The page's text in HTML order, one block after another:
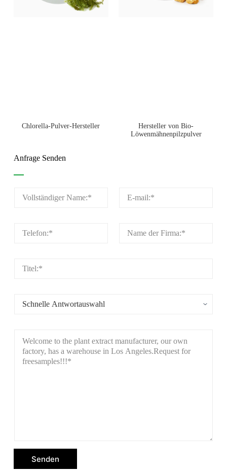
Chlorella-Pulver-Hersteller
Hersteller von Bio-
Löwenmähnenpilzpulver
Anfrage Senden
Senden